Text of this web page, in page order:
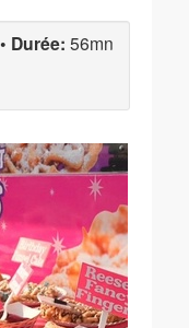
• Durée: 56mn